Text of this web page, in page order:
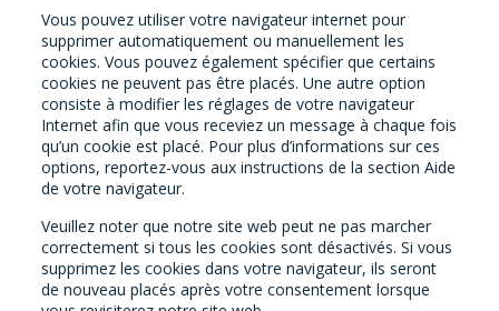
Vous pouvez utiliser votre navigateur internet pour
supprimer automatiquement ou manuellement les
cookies. Vous pouvez également spécifier que certains
cookies ne peuvent pas être placés. Une autre option
consiste à modifier les réglages de votre navigateur
Internet afin que vous receviez un message à chaque fois
qu’un cookie est placé. Pour plus d’informations sur ces
options, reportez-vous aux instructions de la section Aide
de votre navigateur.
Veuillez noter que notre site web peut ne pas marcher
correctement si tous les cookies sont désactivés. Si vous
supprimez les cookies dans votre navigateur, ils seront
de nouveau placés après votre consentement lorsque